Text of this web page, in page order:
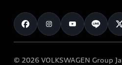
カタログ一覧
車検 / 定期点検
e-tronアフターサポート
クオリティ
保証
メンテナンス
お知らせ
オーナー様向けキャンペーン
© 2026 VOLKSWAGEN Group